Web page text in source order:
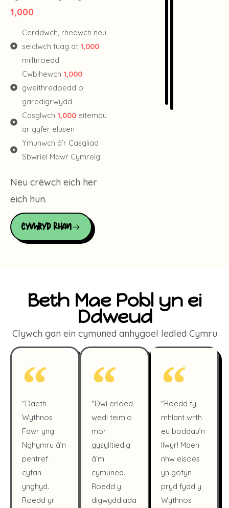
1,000
Cerddwch, rhedwch neu
seiclwch tuag at 1,000
milltiroedd
Cwblhewch 1,000
gweithredoedd o
garedigrwydd
Casglwch 1,000eitemau
ar gyfer elusen
Ymunwch â’r Casgliad
Sbwriel Mawr Cymreig
Neu crëwch eich her
eich hun.
Cymryd Rhan
Beth Mae Pobl yn ei
Ddweud
Clywch gan ein cymuned anhygoel ledled Cymru
"Daeth
Wythnos
Fawr yng
Nghymru â’n
pentref
cyfan
ynghyd.
Roedd yr
"Dwi erioed
wedi teimlo
mor
gysylltiedig
â’m
cymuned.
Roedd y
digwyddiada
"Roedd fy
mhlant wrth
eu boddau’n
llwyr! Maen
nhw eisoes
yn gofyn
pryd fydd y
Wythnos